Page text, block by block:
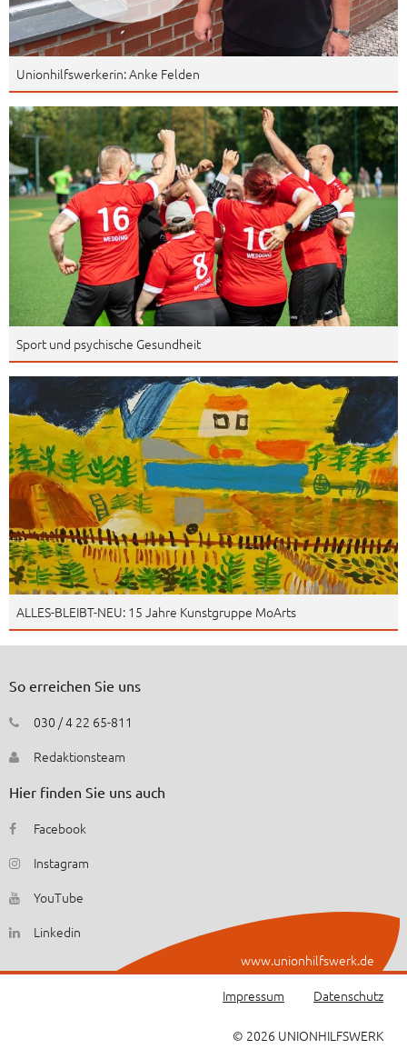
Unionhilfswerkerin: Anke Felden
Sport und psychische Gesundheit
ALLES-BLEIBT-NEU: 15 Jahre Kunstgruppe MoArts
So erreichen Sie uns
030 / 4 22 65-811
Redaktionsteam
Hier finden Sie uns auch
Facebook
Instagram
YouTube
Linkedin
www.unionhilfswerk.de
Impressum
Datenschutz
© 2026 UNIONHILFSWERK